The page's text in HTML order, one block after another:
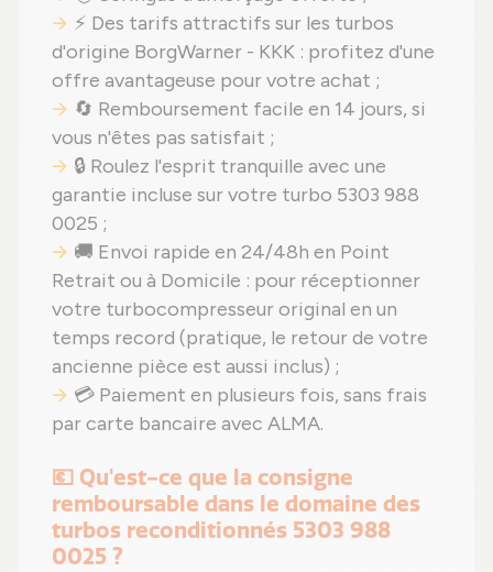
⚡ Des tarifs attractifs sur les turbos
d'origine BorgWarner - KKK : profitez d'une
offre avantageuse pour votre achat ;
🔄 Remboursement facile en 14 jours, si
vous n'êtes pas satisfait ;
🔒 Roulez l'esprit tranquille avec une
garantie incluse sur votre turbo 5303 988
0025 ;
🚚 Envoi rapide en 24/48h en Point
Retrait ou à Domicile : pour réceptionner
votre turbocompresseur original en un
temps record (pratique, le retour de votre
ancienne pièce est aussi inclus) ;
💳 Paiement en plusieurs fois, sans frais
par carte bancaire avec ALMA.
💶 Qu'est-ce que la consigne
remboursable dans le domaine des
turbos reconditionnés 5303 988
0025 ?